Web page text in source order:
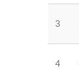
3
4